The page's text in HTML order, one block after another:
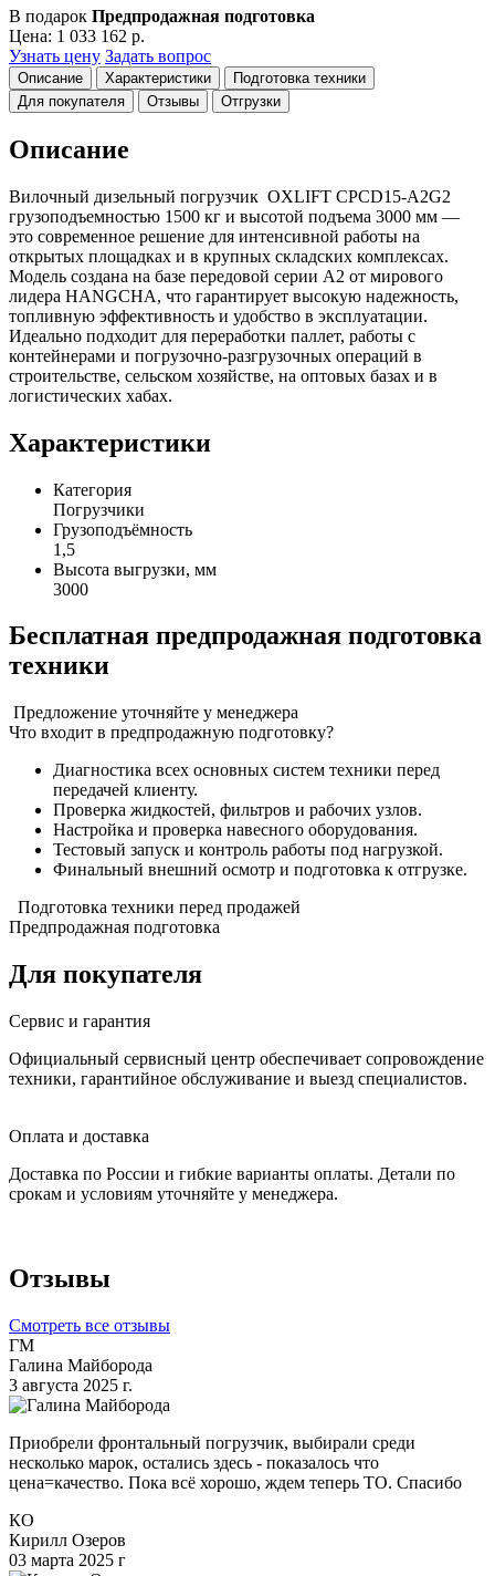
В подарок Предпродажная подготовка
Цена: 1 033 162 р.
Узнать цену Задать вопрос
Описание Характеристики
Подготовка техники
Для покупателя
Отзывы Отгрузки
Описание
Вилочный дизельный погрузчик OXLIFT CPCD15-A2G2
грузоподъемностью 1500 кг и высотой подъема 3000 мм —
это современное решение для интенсивной работы на
открытых площадках и в крупных складских комплексах.
Модель создана на базе передовой серии A2 от мирового
лидера HANGCHA, что гарантирует высокую надежность,
топливную эффективность и удобство в эксплуатации.
Идеально подходит для переработки паллет, работы с
контейнерами и погрузочно-разгрузочных операций в
строительстве, сельском хозяйстве, на оптовых базах и в
логистических хабах.
Характеристики
Категория
Погрузчики
Грузоподъёмность
1,5
Высота выгрузки, мм
3000
Бесплатная предпродажная подготовка
техники
Предложение уточняйте у менеджера
Что входит в предпродажную подготовку?
Диагностика всех основных систем техники перед
передачей клиенту.
Проверка жидкостей, фильтров и рабочих узлов.
Настройка и проверка навесного оборудования.
Тестовый запуск и контроль работы под нагрузкой.
Финальный внешний осмотр и подготовка к отгрузке.
Подготовка техники перед продажей
Предпродажная подготовка
Для покупателя
Сервис и гарантия
Официальный сервисный центр обеспечивает сопровождение
техники, гарантийное обслуживание и выезд специалистов.
Оплата и доставка
Доставка по России и гибкие варианты оплаты. Детали по
срокам и условиям уточняйте у менеджера.
Отзывы
Смотреть все отзывы
ГМ
Галина Майборода
3 августа 2025 г.
Приобрели фронтальный погрузчик, выбирали среди
несколько марок, остались здесь - показалось что
цена=качество. Пока всё хорошо, ждем теперь ТО. Спасибо
КО
Кирилл Озеров
03 марта 2025 г